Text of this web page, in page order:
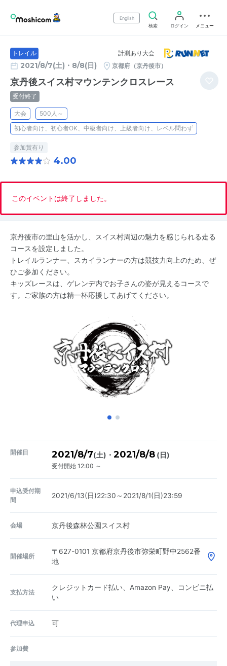
English
検索
ログイン メニュー
トレイル 計測あり大会
2021/8/7(土)・8/8(日) 京都府（京丹後市）
京丹後スイス村マウンテンクロスレース
受付終了
大会
500人～
初心者向け、初心者OK、中級者向け、上級者向け、レベル問わず
参加賞有り
4.00
このイベントは終了しました。
京丹後市の里山を活かし、スイス村周辺の魅力を感じられる走る
コースを設定しました。
トレイルランナー、スカイランナーの方は競技力向上のため、ぜ
ひご参加ください。
キッズレースは、ゲレンデ内でお子さんの姿が見えるコースで
す。ご家族の方は精一杯応援してあげてください。
開催日 2021/8/7(土) ・ 2021/8/8(日)
受付開始 12:00 ～
申込受付期
間
2021/6/13(日)22:30～2021/8/1(日)23:59
会場 京丹後森林公園スイス村
開催場所
〒627-0101 京都府京丹後市弥栄町野中2562番
地
支払方法
クレジットカード払い、Amazon Pay、コンビニ払
い
代理申込 可
参加費